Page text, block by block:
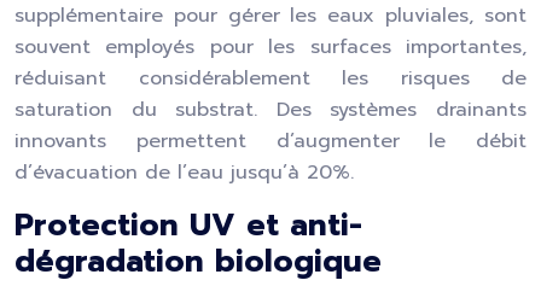
supplémentaire pour gérer les eaux pluviales, sont
souvent employés pour les surfaces importantes,
réduisant considérablement les risques de
saturation du substrat. Des systèmes drainants
innovants permettent d’augmenter le débit
d’évacuation de l’eau jusqu’à 20%.
Protection UV et anti-
dégradation biologique